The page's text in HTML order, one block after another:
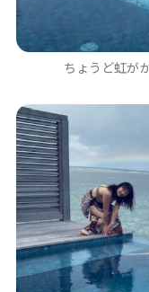
ちょうど虹が